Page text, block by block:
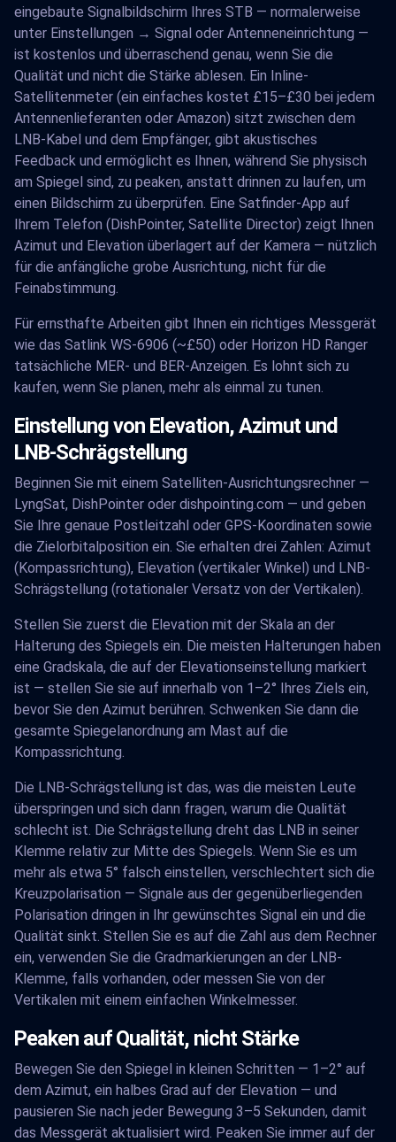
eingebaute Signalbildschirm Ihres STB — normalerweise
unter Einstellungen → Signal oder Antenneneinrichtung —
ist kostenlos und überraschend genau, wenn Sie die
Qualität und nicht die Stärke ablesen. Ein Inline-
Satellitenmeter (ein einfaches kostet £15–£30 bei jedem
Antennenlieferanten oder Amazon) sitzt zwischen dem
LNB-Kabel und dem Empfänger, gibt akustisches
Feedback und ermöglicht es Ihnen, während Sie physisch
am Spiegel sind, zu peaken, anstatt drinnen zu laufen, um
einen Bildschirm zu überprüfen. Eine Satfinder-App auf
Ihrem Telefon (DishPointer, Satellite Director) zeigt Ihnen
Azimut und Elevation überlagert auf der Kamera — nützlich
für die anfängliche grobe Ausrichtung, nicht für die
Feinabstimmung.
Für ernsthafte Arbeiten gibt Ihnen ein richtiges Messgerät
wie das Satlink WS-6906 (~£50) oder Horizon HD Ranger
tatsächliche MER- und BER-Anzeigen. Es lohnt sich zu
kaufen, wenn Sie planen, mehr als einmal zu tunen.
Einstellung von Elevation, Azimut und
LNB-Schrägstellung
Beginnen Sie mit einem Satelliten-Ausrichtungsrechner —
LyngSat, DishPointer oder dishpointing.com — und geben
Sie Ihre genaue Postleitzahl oder GPS-Koordinaten sowie
die Zielorbitalposition ein. Sie erhalten drei Zahlen: Azimut
(Kompassrichtung), Elevation (vertikaler Winkel) und LNB-
Schrägstellung (rotationaler Versatz von der Vertikalen).
Stellen Sie zuerst die Elevation mit der Skala an der
Halterung des Spiegels ein. Die meisten Halterungen haben
eine Gradskala, die auf der Elevationseinstellung markiert
ist — stellen Sie sie auf innerhalb von 1–2° Ihres Ziels ein,
bevor Sie den Azimut berühren. Schwenken Sie dann die
gesamte Spiegelanordnung am Mast auf die
Kompassrichtung.
Die LNB-Schrägstellung ist das, was die meisten Leute
überspringen und sich dann fragen, warum die Qualität
schlecht ist. Die Schrägstellung dreht das LNB in seiner
Klemme relativ zur Mitte des Spiegels. Wenn Sie es um
mehr als etwa 5° falsch einstellen, verschlechtert sich die
Kreuzpolarisation — Signale aus der gegenüberliegenden
Polarisation dringen in Ihr gewünschtes Signal ein und die
Qualität sinkt. Stellen Sie es auf die Zahl aus dem Rechner
ein, verwenden Sie die Gradmarkierungen an der LNB-
Klemme, falls vorhanden, oder messen Sie von der
Vertikalen mit einem einfachen Winkelmesser.
Peaken auf Qualität, nicht Stärke
Bewegen Sie den Spiegel in kleinen Schritten — 1–2° auf
dem Azimut, ein halbes Grad auf der Elevation — und
pausieren Sie nach jeder Bewegung 3–5 Sekunden, damit
das Messgerät aktualisiert wird. Peaken Sie immer auf der